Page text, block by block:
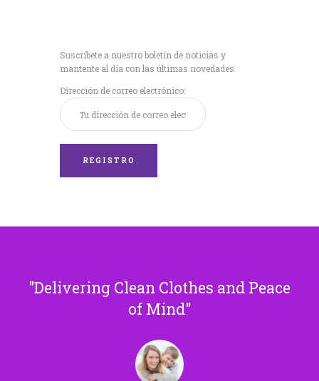
Suscríbete a nuestro boletín de noticias y
mantente al día con las últimas novedades.
Dirección de correo electrónico:
Delivering Clean Clothes and Peace
of Mind